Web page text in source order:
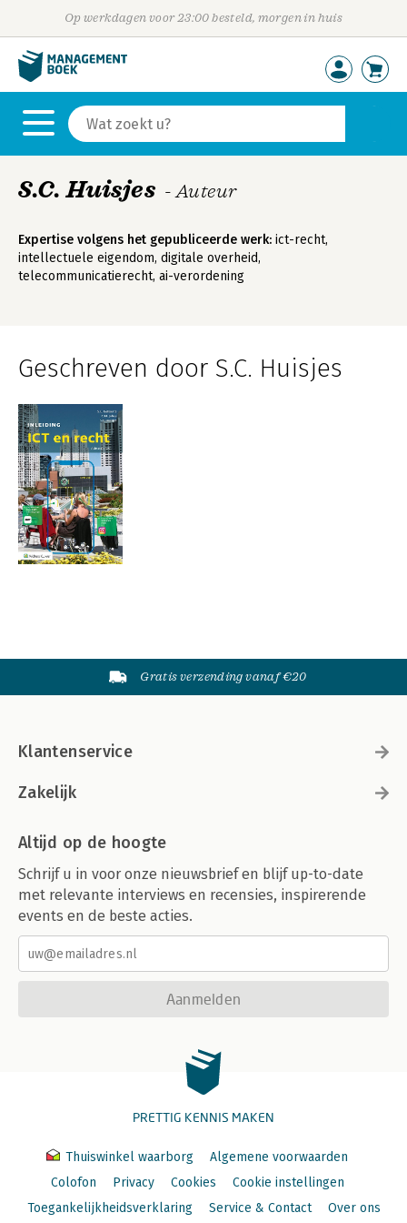
Op werkdagen voor 23:00 besteld, morgen in huis
S.C. Huisjes - Auteur
Expertise volgens het gepubliceerde werk: ict-recht,
intellectuele eigendom, digitale overheid,
telecommunicatierecht, ai-verordening
Geschreven door S.C. Huisjes
Gratis verzending vanaf €20
Klantenservice
Zakelijk
Altijd op de hoogte
Schrijf u in voor onze nieuwsbrief en blijf up-to-date
met relevante interviews en recensies, inspirerende
events en de beste acties.
Aanmelden
PRETTIG KENNIS MAKEN
Thuiswinkel waarborg
Algemene voorwaarden
Colofon
Privacy Cookies
Cookie instellingen
Toegankelijkheidsverklaring
Service & Contact Over ons